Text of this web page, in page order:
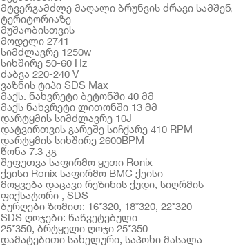
მტვერგამძლე მაღალი ბრუნვის ძრავი
ტერიტორიაზე
მუშაობისთვის
მოდელი 2741
სიმძლავრე 1250w
სიხშირე 50-60 Hz
ძაბვა 220-240 V
ვაზნის ტიპი SDS Max
მაქს. ნახვრეტი ბეტონში 40 მმ
მაქს ნახვრეტი ლითონში 13 მმ
დარტყმის სიმძლავრე 10J
დატვირთვის გარეშე სიჩქარე 410 RPM
დარტყმის სიხშირე 2600BPM
წონა 7.3 კგ
შეფუთვა საფირმო ყუთი Ronix
ქეისი Ronix საფირმო BMC ქეისი
მოყვება დაცავი რეზინის ქუდი, სიღრმის
ფიქსატორი , SDS
ბურღები ზომით: 16*320, 18*320, 22*320
SDS ღოჯები: წაწვეტებული
25*350, ბრტყელი ღოჯი 25*350
დამატებითი სახელური, საპოხი მასალა